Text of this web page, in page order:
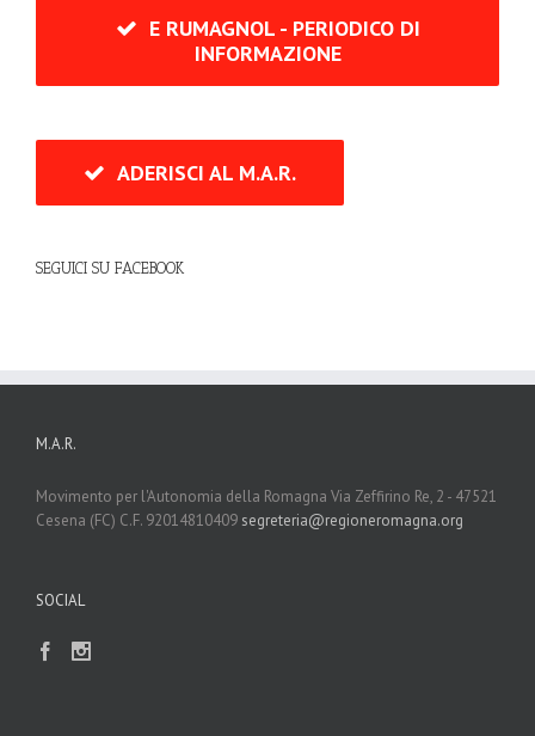
E RUMAGNOL - PERIODICO DI
INFORMAZIONE
ADERISCI AL M.A.R.
SEGUICI SU FACEBOOK
M.A.R.
Movimento per l'Autonomia della Romagna Via Zeffirino Re, 2 - 47521
Cesena (FC) C.F. 92014810409 segreteria@regioneromagna.org
SOCIAL